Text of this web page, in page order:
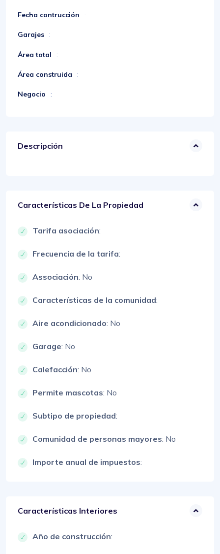
Fecha contrucción :
Garajes :
Área total :
Área construida :
Negocio :
Descripción
Características De La Propiedad
Tarifa asociación:
Frecuencia de la tarifa:
Associación: No
Características de la comunidad:
Aire acondicionado: No
Garage: No
Calefacción: No
Permite mascotas: No
Subtipo de propiedad:
Comunidad de personas mayores: No
Importe anual de impuestos:
Características Interiores
Año de construcción: